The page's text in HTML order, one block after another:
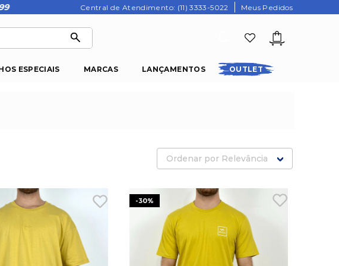
Central de Atendimento: (11) 3333-5022 Meus Pedidos
ESPECIAIS MARCAS LANÇAMENTOS OUTLET
Ordenar por Relevância
-30%